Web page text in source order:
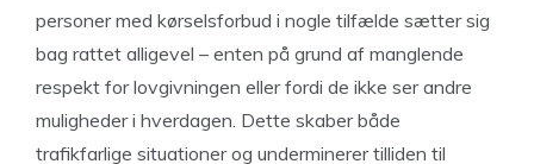
personer med kørselsforbud i nogle tilfælde sætter sig
bag rattet alligevel – enten på grund af manglende
respekt for lovgivningen eller fordi de ikke ser andre
muligheder i hverdagen. Dette skaber både
trafikfarlige situationer og underminerer tilliden til